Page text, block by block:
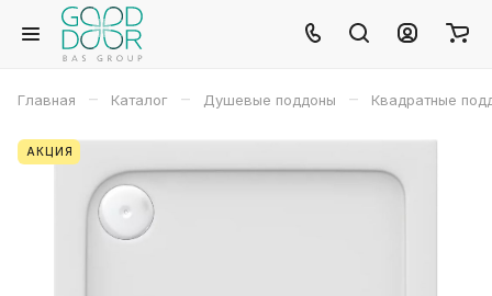
Главная – Каталог – Душевые поддоны – Квадратные
АКЦИЯ